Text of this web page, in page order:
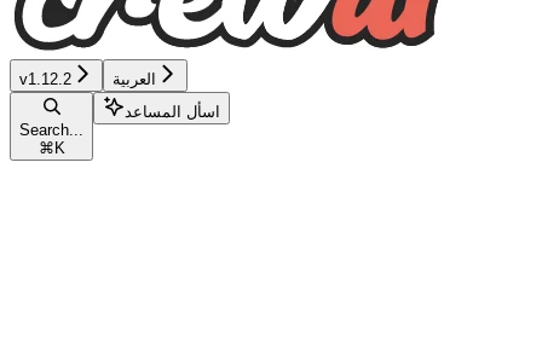
v1.12.2 العربية
Search...
⌘ K
اسأل المساعد